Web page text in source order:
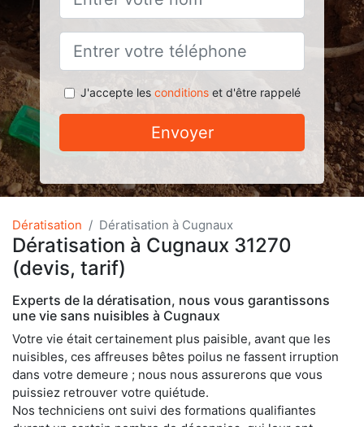
J'accepte les conditionset d'être rappelé
Envoyer
Dératisation Dératisation à Cugnaux
Dératisation à Cugnaux 31270
(devis, tarif)
Experts de la dératisation, nous vous garantissons
une vie sans nuisibles à Cugnaux
Votre vie était certainement plus paisible, avant que les
nuisibles, ces affreuses bêtes poilus ne fassent irruption
dans votre demeure ; nous nous assurerons que vous
puissiez retrouver votre quiétude.
Nos techniciens ont suivi des formations qualifiantes